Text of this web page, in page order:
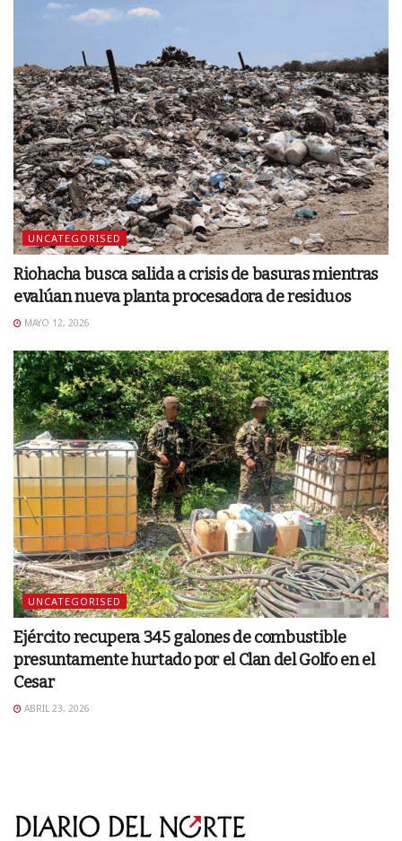
UNCATEGORISED
Riohacha busca salida a crisis de basuras mientras
evalúan nueva planta procesadora de residuos
MAYO 12, 2026
UNCATEGORISED
Ejército recupera 345 galones de combustible
presuntamente hurtado por el Clan del Golfo en el
Cesar
ABRIL 23, 2026